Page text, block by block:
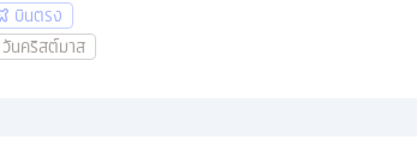
บินตรง
วันคริสต์มาส